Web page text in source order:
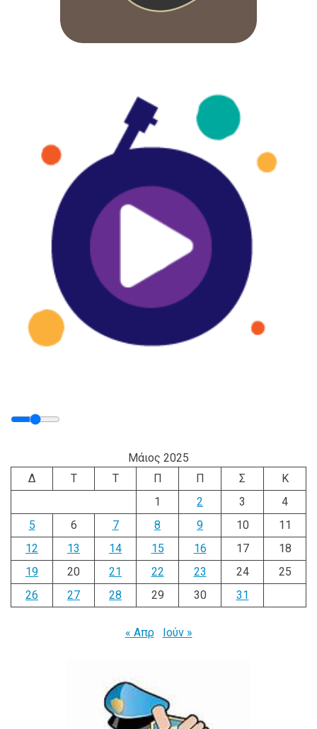
Μάιος 2025
Δ
Τ Τ Π Π Σ
Κ
1
2 3
4
5
6 7 8 9 10
11
12
13 14 15 16 17
18
19
20 21 22 23 24
25
26
27 28 29 30 31
« Απρ Ιούν »